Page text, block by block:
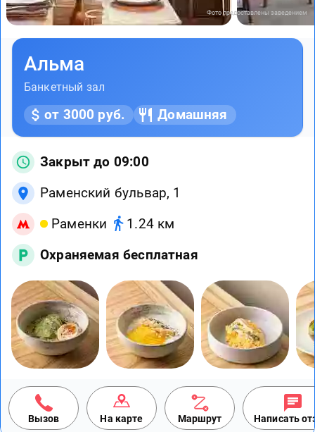
Фото предоставлены заведением
Альма
Банкетный зал
от 3000 руб. Домашняя
Закрыт до 09:00
Раменский бульвар, 1
Раменки
1.24 км
Охраняемая бесплатная
Вызов На карте Маршрут Написать